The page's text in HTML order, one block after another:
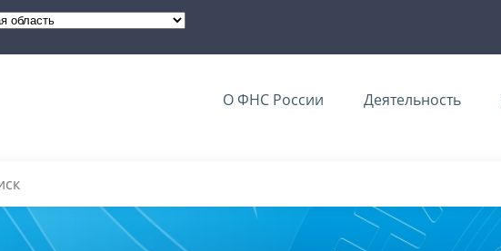
О ФНС России Деятельность